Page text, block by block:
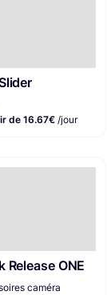
de 16.67€/jour
Release ONE
caméra